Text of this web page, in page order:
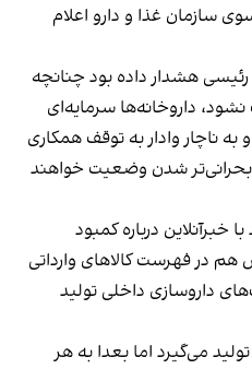
سازمان غذا و دارو اعلام
رئیسی هشدار داده بود چنانچه
مطالبات داروخانه‌داران پرداخت نشود، داروخانه‎‌ها سرمایه‌ای
ناچار وادار به توقف همکاری
بحرانی‌تر شدن وضعیت خواهند
خبرآنلاین درباره کمبود
هم در فهرست کالاهای وارداتی
داروسازی داخلی تولید
می‌گیرد اما بعدا به هر